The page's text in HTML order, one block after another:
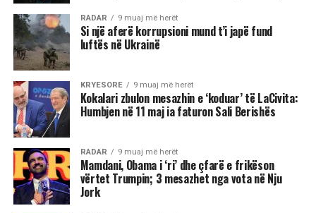
RADAR 9 muaj më herët
Si një aferë korrupsioni mund t’i japë fund
luftës në Ukrainë
KRYESORE 9 muaj më herët
Kokalari zbulon mesazhin e ‘koduar’ të LaCivita:
Humbjen në 11 maj ia faturon Sali Berishës
RADAR 9 muaj më herët
Mamdani, Obama i ‘ri’ dhe çfarë e frikëson
vërtet Trumpin; 3 mesazhet nga vota në Nju
Jork